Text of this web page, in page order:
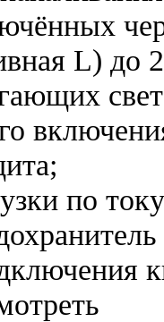
L) до
по